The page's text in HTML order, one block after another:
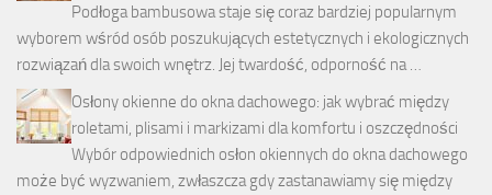
Podłoga bambusowa staje się coraz bardziej popularnym
wyborem wśród osób poszukujących estetycznych i ekologicznych
rozwiązań dla swoich wnętrz. Jej twardość, odporność na …
Osłony okienne do okna dachowego: jak wybrać między
roletami, plisami i markizami dla komfortu i oszczędności
Wybór odpowiednich osłon okiennych do okna dachowego
może być wyzwaniem, zwłaszcza gdy zastanawiamy się między